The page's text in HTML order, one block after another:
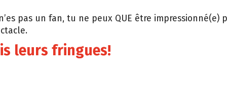
pas un fan, tu ne peux QUE être impressionné(e)
leurs fringues!